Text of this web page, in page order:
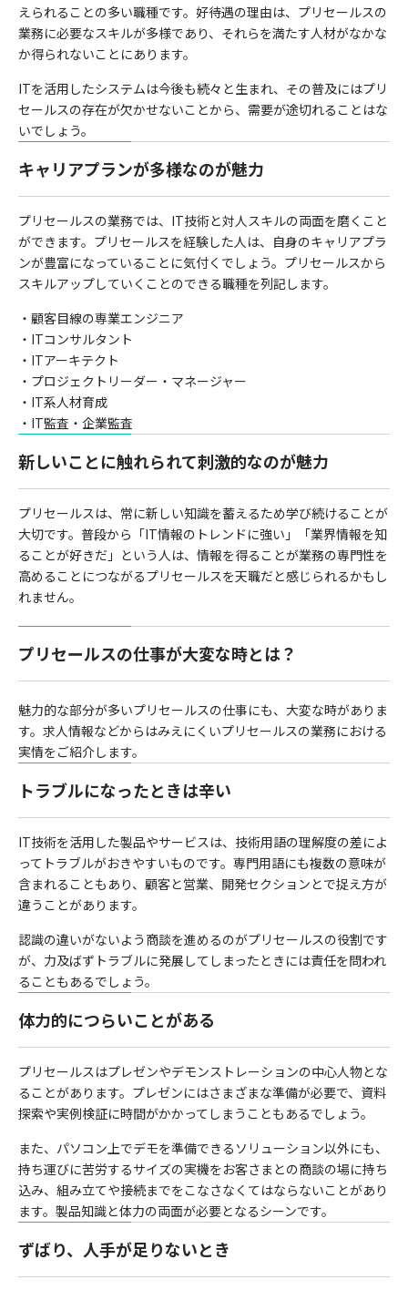
えられることの多い職種です。好待遇の理由は、プリセールスの
業務に必要なスキルが多様であり、それらを満たす人材がなかな
か得られないことにあります。
ITを活用したシステムは今後も続々と生まれ、その普及にはプリ
セールスの存在が欠かせないことから、需要が途切れることはな
いでしょう。
キャリアプランが多様なのが魅力
プリセールスの業務では、IT技術と対人スキルの両面を磨くこと
ができます。プリセールスを経験した人は、自身のキャリアプラ
ンが豊富になっていることに気付くでしょう。プリセールスから
スキルアップしていくことのできる職種を列記します。
・顧客目線の専業エンジニア
・ITコンサルタント
・ITアーキテクト
・プロジェクトリーダー・マネージャー
・IT系人材育成
・IT監査・企業監査
新しいことに触れられて刺激的なのが魅力
プリセールスは、常に新しい知識を蓄えるため学び続けることが
大切です。普段から「IT情報のトレンドに強い」「業界情報を知
ることが好きだ」という人は、情報を得ることが業務の専門性を
高めることにつながるプリセールスを天職だと感じられるかもし
れません。
プリセールスの仕事が大変な時とは？
魅力的な部分が多いプリセールスの仕事にも、大変な時がありま
す。求人情報などからはみえにくいプリセールスの業務における
実情をご紹介します。
トラブルになったときは辛い
IT技術を活用した製品やサービスは、技術用語の理解度の差によ
ってトラブルがおきやすいものです。専門用語にも複数の意味が
含まれることもあり、顧客と営業、開発セクションとで捉え方が
違うことがあります。
認識の違いがないよう商談を進めるのがプリセールスの役割です
が、力及ばずトラブルに発展してしまったときには責任を問われ
ることもあるでしょう。
体力的につらいことがある
プリセールスはプレゼンやデモンストレーションの中心人物とな
ることがあります。プレゼンにはさまざまな準備が必要で、資料
探索や実例検証に時間がかかってしまうこともあるでしょう。
また、パソコン上でデモを準備できるソリューション以外にも、
持ち運びに苦労するサイズの実機をお客さまとの商談の場に持ち
込み、組み立てや接続までをこなさなくてはならないことがあり
ます。製品知識と体力の両面が必要となるシーンです。
ずばり、人手が足りないとき